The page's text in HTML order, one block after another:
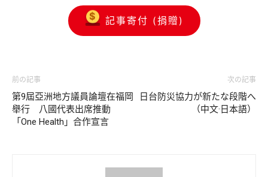
記事寄付 (捐贈)
前の記事
第9屆亞洲地方議員論壇在福岡
舉行 八國代表出席推動
「One Health」合作宣言
次の記事
日台防災協力が新たな段階へ
（中文·日本語）